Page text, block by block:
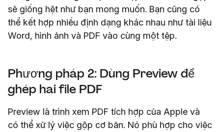
sẽ giống hệt như bạn mong muốn. Bạn cũng có
thể kết hợp nhiều định dạng khác nhau như tài liệu
Word, hình ảnh và PDF vào cùng một tệp.
Phương pháp 2: Dùng Preview để
ghép hai file PDF
Preview là trình xem PDF tích hợp của Apple và
có thể xử lý việc gộp cơ bản. Nó phù hợp cho việc